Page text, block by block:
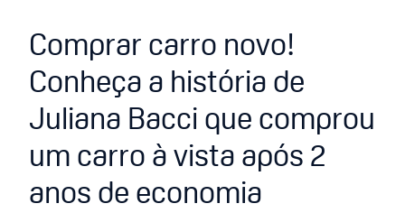
Comprar carro novo!
Conheça a história de
Juliana Bacci que comprou
um carro à vista após 2
anos de economia